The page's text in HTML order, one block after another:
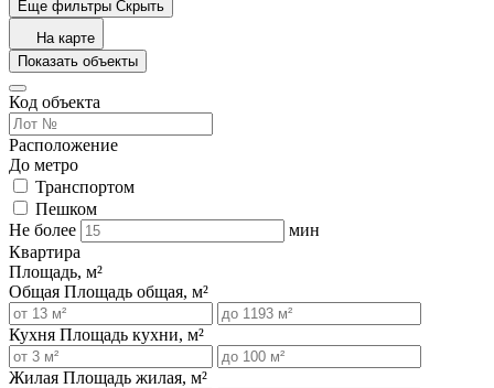
Еще фильтры Скрыть
На карте
Показать объекты
Код объекта
Расположение
До метро
Транспортом
Пешком
Не более
мин
Квартира
Площадь, м²
Общая Площадь общая, м²
Кухня Площадь кухни, м²
Жилая Площадь жилая, м²